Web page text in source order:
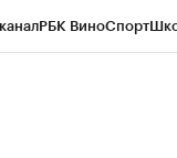
РБК ВиноСпорт